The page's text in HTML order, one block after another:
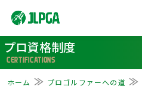
プロ資格制度
CERTIFICATIONS
ホーム プロゴルファーへの道